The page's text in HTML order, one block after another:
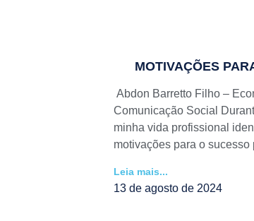
MOTIVAÇÕES
Abdon Barretto Filho –
Comunicação Social
minha vida profissional
motivações para o sucesso
Leia mais...
13 de agosto de 2024